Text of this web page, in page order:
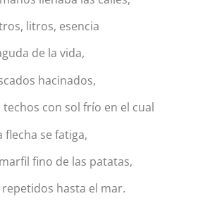
litros, esencia
de la vida,
hacinados,
con sol frío en el cual
flecha se fatiga,
fino de las patatas,
hasta el mar.